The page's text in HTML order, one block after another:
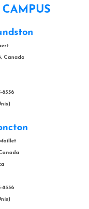
Canada
8336
8336